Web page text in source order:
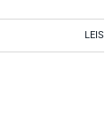
LEIS